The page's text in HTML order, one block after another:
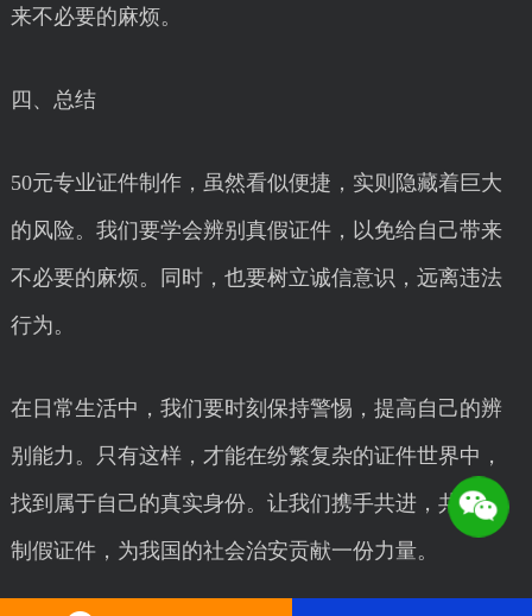
来不必要的麻烦。
四、总结
50元专业证件制作，虽然看似便捷，实则隐藏着巨大
的风险。我们要学会辨别真假证件，以免给自己带来
不必要的麻烦。同时，也要树立诚信意识，远离违法
行为。
在日常生活中，我们要时刻保持警惕，提高自己的辨
别能力。只有这样，才能在纷繁复杂的证件世界中，
找到属于自己的真实身份。让我们携手共进，共同抵
制假证件，为我国的社会治安贡献一份力量。